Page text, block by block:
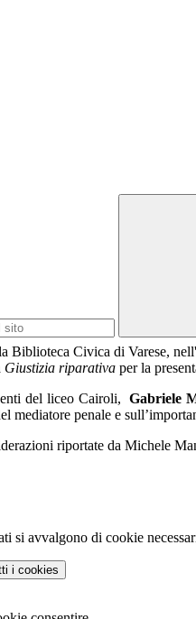
Biblioteca Civica di Varese,
Giustizia riparativa per la
del liceo Cairoli, Gabriele
mediatore penale e
riportate da Michele
si avvalgono di cookie
i cookies